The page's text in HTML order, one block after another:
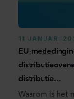
11 JANUARI
EU-
distributie…
Waarom is het